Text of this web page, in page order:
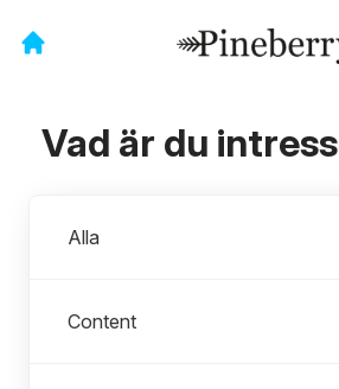
Vad är du
Alla
Content